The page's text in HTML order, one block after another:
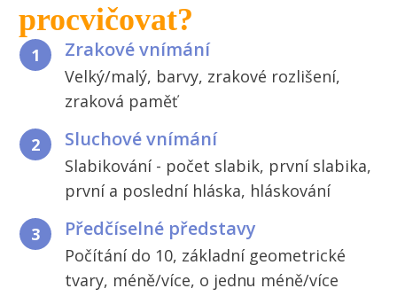
procvičovat?
1 Zrakové vnímání
Velký/malý, barvy, zrakové rozlišení,
zraková paměť
2 Sluchové vnímání
Slabikování - počet slabik, první slabika,
první a poslední hláska, hláskování
3 Předčíselné představy
Počítání do 10, základní geometrické
tvary, méně/více, o jednu méně/více